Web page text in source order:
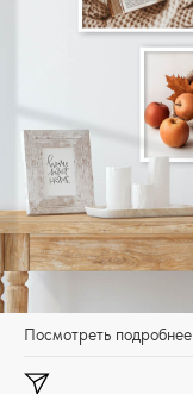
Посмотреть подробнее